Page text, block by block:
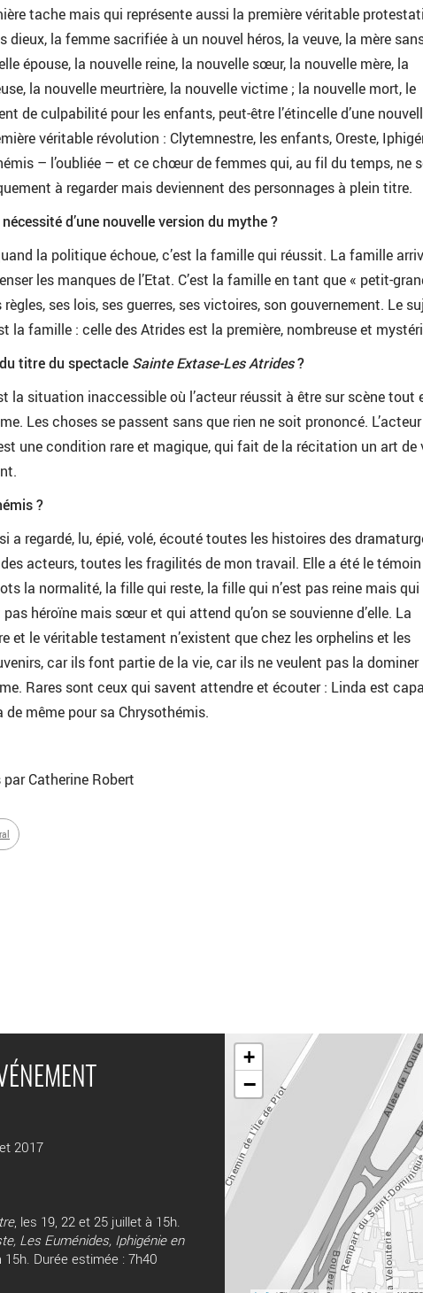
tache mais qui représente aussi la première véritable
dieux, la femme sacrifiée à un nouvel héros, la veuve, la mère
épouse, la nouvelle reine, la nouvelle sœur, la nouvelle mère, la
la nouvelle meurtrière, la nouvelle victime ; la nouvelle mort, le
de culpabilité pour les enfants, peut-être l’étincelle d’une
véritable révolution : Clytemnestre, les enfants, Oreste,
– l’oubliée – et ce chœur de femmes qui, au fil du temps, ne
à regarder mais deviennent des personnages à plein titre.
nécessité d’une nouvelle version du mythe ?
la politique échoue, c’est la famille qui réussit. La famille
les manques de l’Etat. C’est la famille en tant que « petit-
règles, ses lois, ses guerres, ses victoires, son gouvernement. Le
la famille : celle des Atrides est la première, nombreuse et
titre du spectacle Sainte Extase-Les Atrides?
la situation inaccessible où l’acteur réussit à être sur scène tout
Les choses se passent sans que rien ne soit prononcé.
une condition rare et magique, qui fait de la récitation un art de
?
a regardé, lu, épié, volé, écouté toutes les histoires des
acteurs, toutes les fragilités de mon travail. Elle a été le
la normalité, la fille qui reste, la fille qui n’est pas reine mais
pas héroïne mais sœur et qui attend qu’on se souvienne d’elle. La
et le véritable testament n’existent que chez les orphelins et les
car ils font partie de la vie, car ils ne veulent pas la dominer
Rares sont ceux qui savent attendre et écouter : Linda est
de même pour sa Chrysothémis.
Catherine Robert
2017
, les 19, 22 et 25 juillet à 15h.
Les Euménides, Iphigénie en
Durée estimée : 7h40
+
−